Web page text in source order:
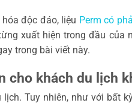
độc đáo, liệu Perm có
xuất hiện trong đầu của
trong bài viết này.
cho khách du lịch
Tuy nhiên, như với bất